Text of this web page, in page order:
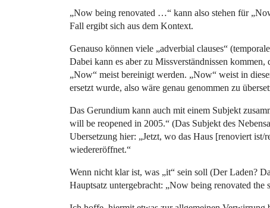
„Now being renovated …“ kann also stehen für
Fall ergibt sich aus dem Kontext.
Genauso können viele „adverbial clauses“
Dabei kann es aber zu Missverständnissen
„Now“ meist bereinigt werden. „Now“ weist in
ersetzt wurde, also wäre genau genommen zu
Das Gerundium kann auch mit einem Subjekt
will be reopened in 2005.“ (Das Subjekt des
Ubersetzung hier: „Jetzt, wo das Haus [renoviert
wiedereröffnet.“
Wenn nicht klar ist, was „it“ sein soll (Der Laden?
Hauptsatz untergebracht: „Now being renovated the